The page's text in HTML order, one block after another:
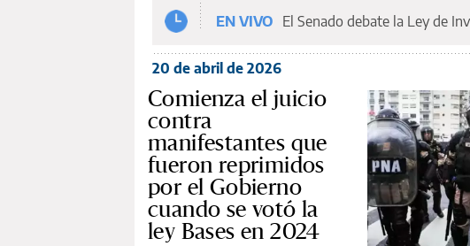
EN VIVO El Senado debate la Ley de
20 de abril de 2026
Comienza el juicio
contra
manifestantes que
fueron reprimidos
por el Gobierno
cuando se votó la
ley Bases en 2024